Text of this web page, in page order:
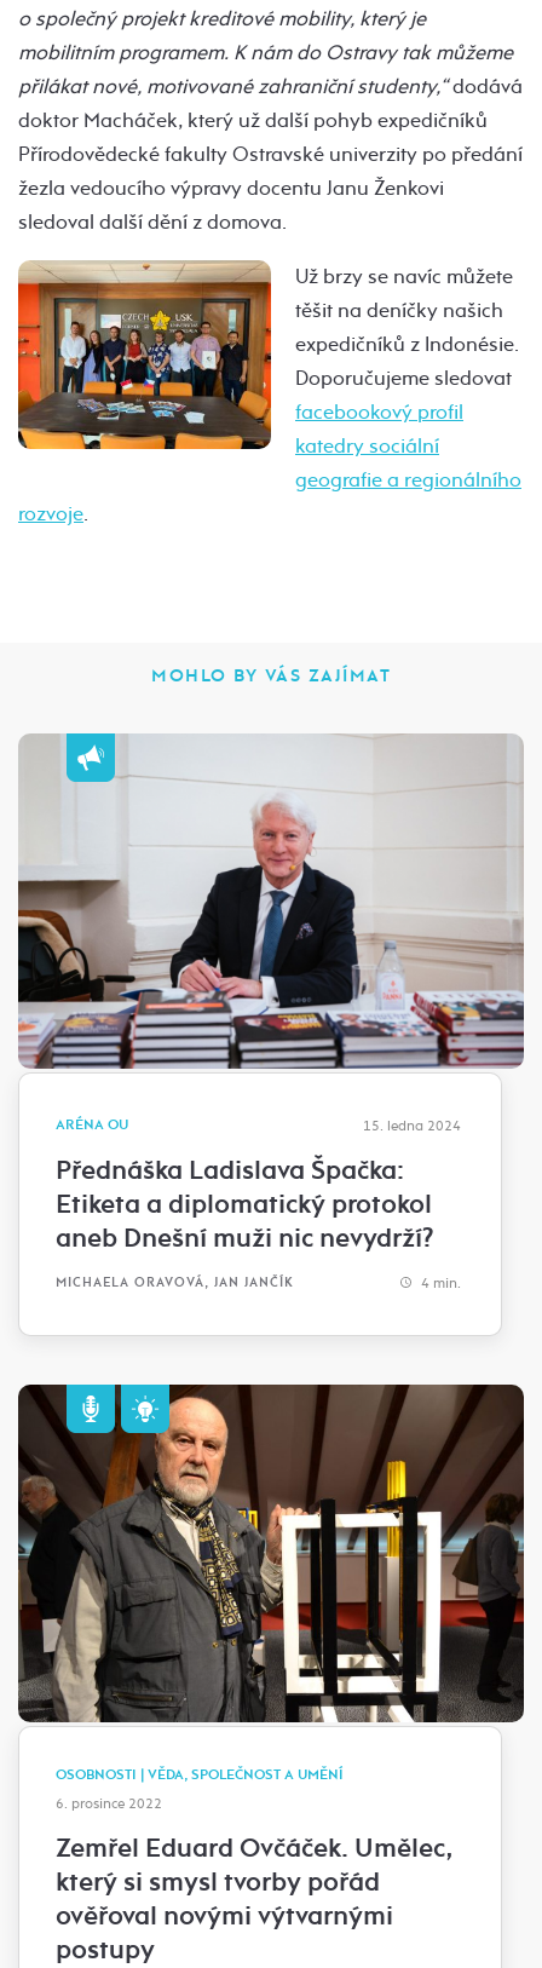
o společný projekt kreditové mobility, který je
mobilitním programem. K nám do Ostravy tak můžeme
přilákat nové, motivované zahraniční studenty,“dodává
doktor Macháček, který už další pohyb expedičníků
Přírodovědecké fakulty Ostravské univerzity po předání
žezla vedoucího výpravy docentu Janu Ženkovi
sledoval další dění z domova.
Už brzy se navíc můžete
těšit na deníčky našich
expedičníků z Indonésie.
Doporučujeme sledovat
facebookový profil
katedry sociální
geografie a regionálního
rozvoje.
MOHLO BY VÁS ZAJÍMAT
ARÉNA OU 15. ledna 2024
Přednáška Ladislava Špačka:
Etiketa a diplomatický protokol
aneb Dnešní muži nic nevydrží?
MICHAELA ORAVOVÁ, JAN JANČÍK 4 min.
OSOBNOSTI | VĚDA, SPOLEČNOST A UMĚNÍ
6. prosince 2022
Zemřel Eduard Ovčáček. Umělec,
který si smysl tvorby pořád
ověřoval novými výtvarnými
postupy